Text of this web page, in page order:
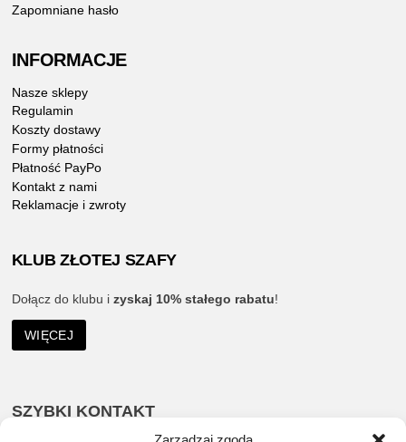
Zapomniane hasło
INFORMACJE
Nasze sklepy
Regulamin
Koszty dostawy
Formy płatności
Płatność PayPo
Kontakt z nami
Reklamacje i zwroty
KLUB ZŁOTEJ SZAFY
Dołącz do klubu i zyskaj 10% stałego rabatu!
WIĘCEJ
SZYBKI KONTAKT